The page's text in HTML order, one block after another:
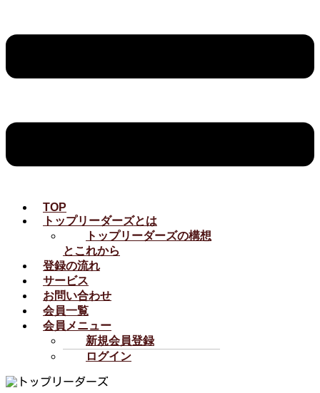
TOP
トップリーダーズとは
トップリーダーズの構想
とこれから
登録の流れ
サービス
お問い合わせ
会員一覧
会員メニュー
新規会員登録
ログイン